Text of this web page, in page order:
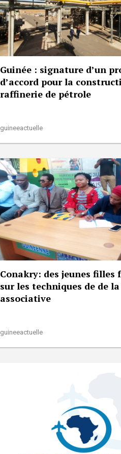
Guinée : signature d’un
d’accord pour la
raffinerie de pétrole
guineeactuelle
Conakry: des jeunes filles
sur les techniques de de
associative
guineeactuelle